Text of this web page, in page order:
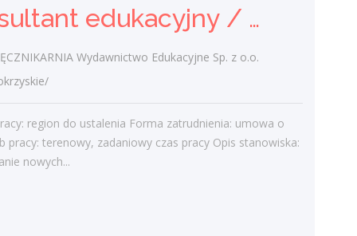
Adam Pańczyk Firma Produkcyjno
Handlowo Usługowa "KONRAD"
Wiązownica Duża
świętokrzyskie/ Wiązownica Duża
wczoraj
Konsultant edukacyjny / Konsultantka edukacyjna
Wydawnictwo Edukacyjne Sp. z o.o.
region do ustalenia Forma zatrudnienia: umowa o
pracy: terenowy, zadaniowy czas pracy Opis stanowiska:
nowych...